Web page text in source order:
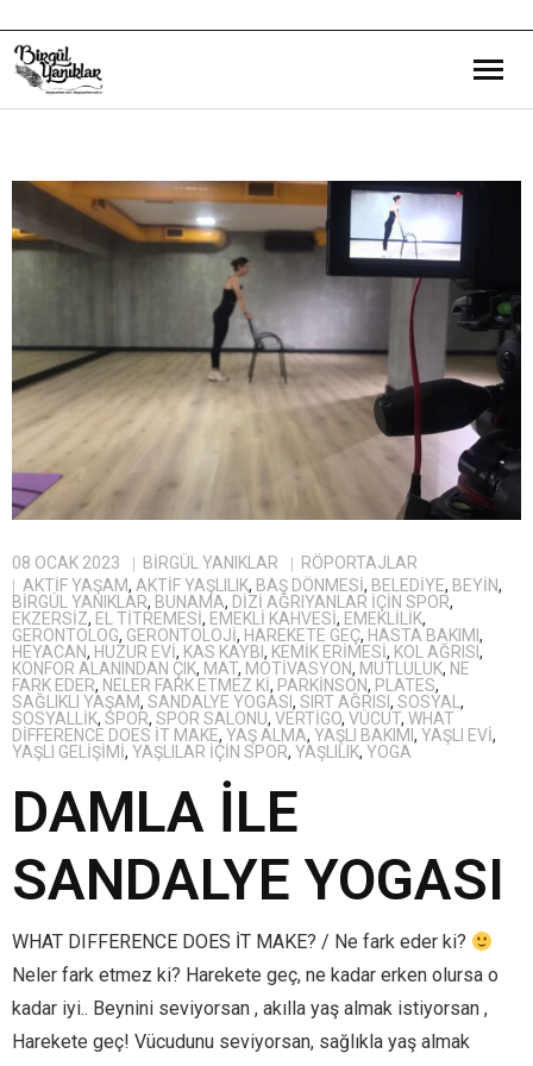
Eğitim Yazılarım
Gezi ve Kültür Yazılarım
Destek Olduğum Projeler
Yürüttüğüm Projeler
08 OCAK 2023 BIRGÜL YANIKLAR
RÖPORTAJLAR
AKTIF YAŞAM, AKTIF YAŞLILIK, BAŞ DÖNMESI, BELEDIYE, BEYIN,
BIRGÜL YANIKLAR, BUNAMA, DIZI AĞRIYANLAR IÇIN SPOR,
EKZERSIZ, EL TITREMESI, EMEKLI KAHVESI, EMEKLILIK,
GERONTOLOG, GERONTOLOJI, HAREKETE GEÇ, HASTA BAKIMI ,
HEYACAN, HUZUR EVI, KAS KAYBI , KEMIK ERIMESI, KOL AĞRISI ,
KONFOR ALANINDAN ÇIK, MAT, MOTIVASYON, MUTLULUK, NE
FARK EDER, NELER FARK ETMEZ KI, PARKINSON, PLATES,
SAĞLIKLI YAŞAM, SANDALYE YOGASI , SIRT AĞRISI , SOSYAL,
SOSYALLIK, SPOR, SPOR SALONU, VERTIGO, VÜCUT, WHAT
DIFFERENCE DOES IT MAKE, YAŞ ALMA, YAŞLI BAKIMI , YAŞLI EVI,
YAŞLI GELIŞIMI, YAŞLILAR IÇIN SPOR, YAŞLILIK, YOGA
DAMLA İLE
SANDALYE YOGASI
WHAT DIFFERENCE DOES İT MAKE? / Ne fark eder ki?
Neler fark etmez ki? Harekete geç, ne kadar erken olursa o
kadar iyi.. Beynini seviyorsan , akılla yaş almak istiyorsan ,
Harekete geç! Vücudunu seviyorsan, sağlıkla yaş almak